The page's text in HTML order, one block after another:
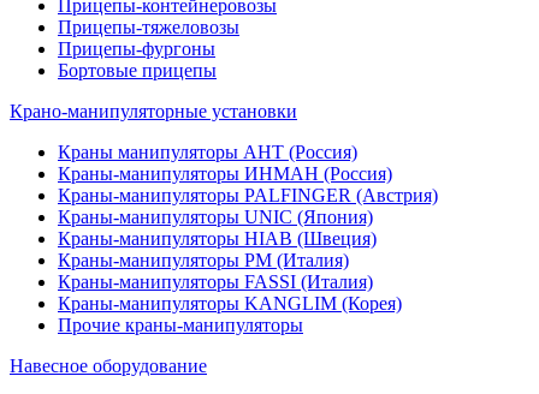
Прицепы-контейнеровозы
Прицепы-тяжеловозы
Прицепы-фургоны
Бортовые прицепы
Крано-манипуляторные установки
Краны манипуляторы АНТ (Россия)
Краны-манипуляторы ИНМАН (Россия)
Краны-манипуляторы PALFINGER (Австрия)
Краны-манипуляторы UNIC (Япония)
Краны-манипуляторы HIAB (Швеция)
Краны-манипуляторы PM (Италия)
Краны-манипуляторы FASSI (Италия)
Краны-манипуляторы KANGLIM (Корея)
Прочие краны-манипуляторы
Навесное оборудование